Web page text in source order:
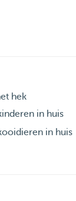
hek
in huis
in huis